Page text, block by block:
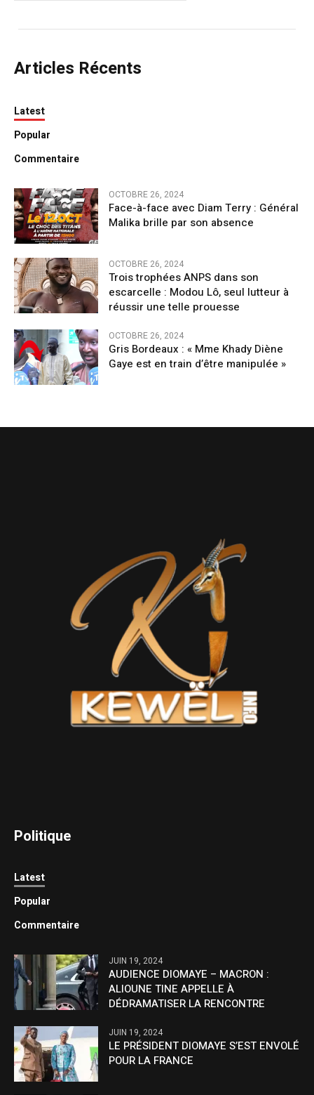
Articles Récents
Latest
Popular
Commentaire
OCTOBRE 26, 2024
Face-à-face avec Diam Terry : Général
Malika brille par son absence
OCTOBRE 26, 2024
Trois trophées ANPS dans son
escarcelle : Modou Lô, seul lutteur à
réussir une telle prouesse
OCTOBRE 26, 2024
Gris Bordeaux : « Mme Khady Diène
Gaye est en train d’être manipulée »
Politique
Latest
Popular
Commentaire
JUIN 19, 2024
AUDIENCE DIOMAYE – MACRON :
ALIOUNE TINE APPELLE À
DÉDRAMATISER LA RENCONTRE
JUIN 19, 2024
LE PRÉSIDENT DIOMAYE S’EST ENVOLÉ
POUR LA FRANCE